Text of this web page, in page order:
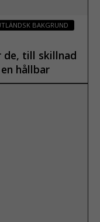
BAKGRUND
de, till skillnad
hållbar